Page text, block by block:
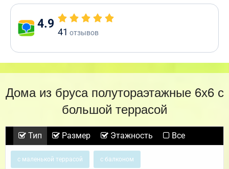
4.9
41 отзывов
Дома из бруса полутораэтажные 6х6 с
большой террасой
Тип Размер Этажность Все
с маленькой террасой с балконом